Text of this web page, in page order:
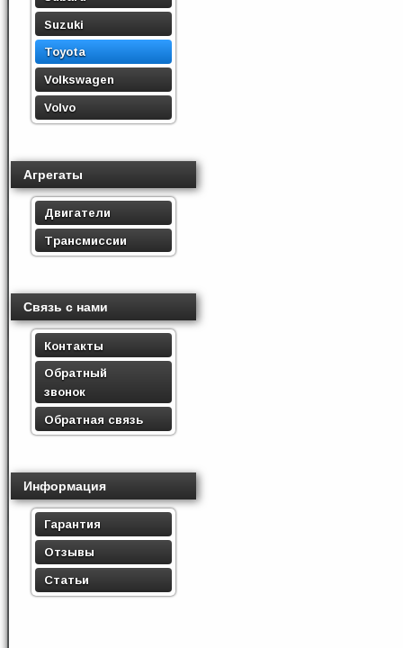
Suzuki
Toyota
Volkswagen
Volvo
Агрегаты
Двигатели
Трансмиссии
Связь с нами
Контакты
Обратный
звонок
Обратная связь
Информация
Гарантия
Отзывы
Статьи